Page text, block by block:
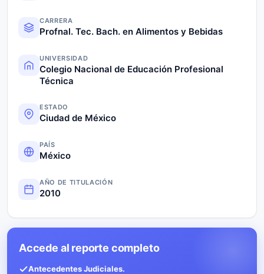
CARRERA
Profnal. Tec. Bach. en Alimentos y Bebidas
UNIVERSIDAD
Colegio Nacional de Educación Profesional
Técnica
ESTADO
Ciudad de México
PAÍS
México
AÑO DE TITULACIÓN
2010
Accede al reporte completo
Antecedentes Judiciales.